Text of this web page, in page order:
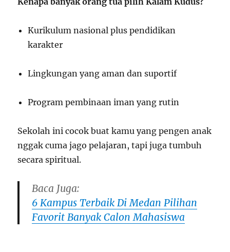
Kurikulum nasional plus pendidikan
karakter
Lingkungan yang aman dan suportif
Program pembinaan iman yang rutin
Sekolah ini cocok buat kamu yang pengen anak
nggak cuma jago pelajaran, tapi juga tumbuh
secara spiritual.
Baca Juga:
6 Kampus Terbaik Di Medan Pilihan
Favorit Banyak Calon Mahasiswa